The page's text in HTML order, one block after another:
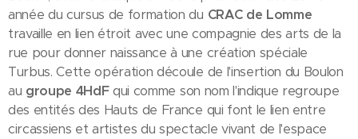
année du cursus de formation du CRAC de Lomme
travaille en lien étroit avec une compagnie des arts de la
rue pour donner naissance à une création spéciale
Turbus. Cette opération découle de l'insertion du Boulon
au groupe 4HdFqui comme son nom l'indique regroupe
des entités des Hauts de France qui font le lien entre
circassiens et artistes du spectacle vivant de l'espace